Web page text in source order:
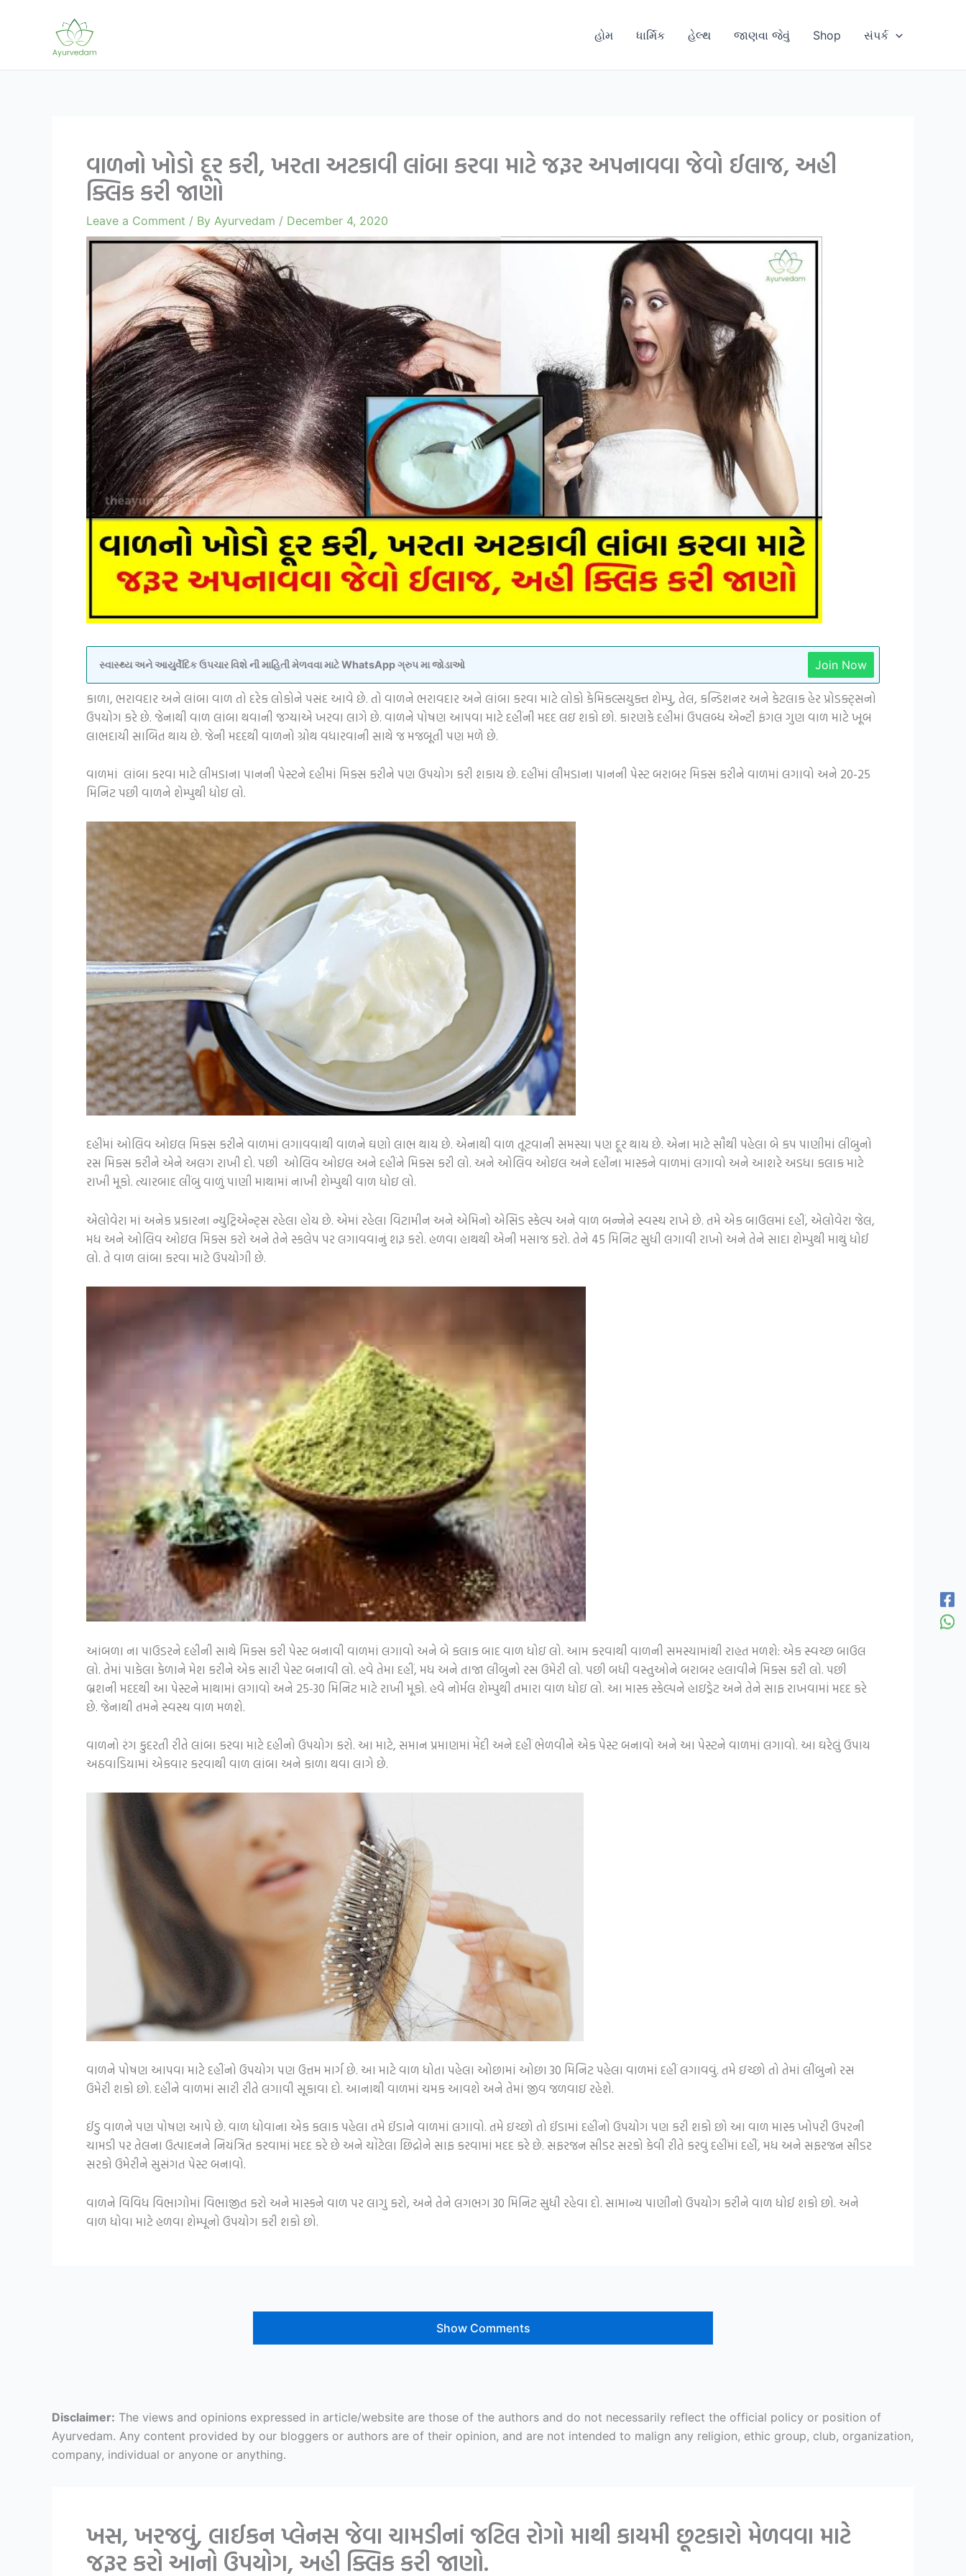
હોમ ધાર્મિક હેલ્થ જાણવા જેવું Shop સંપર્ક
વાળનો ખોડો દૂર કરી, ખરતા અટકાવી લાંબા કરવા માટે જરૂર અપનાવવા જેવો ઈલાજ, અહી
ક્લિક કરી જાણો
Leave a Comment / By Ayurvedam / December 4, 2020
સ્વાસ્થ્ય અને આયુર્વેદિક ઉપચાર વિશે ની માહિતી મેળવવા માટે WhatsApp ગ્રુપ મા જોડાઓ Join Now
કાળા, ભરાવદાર અને લાંબા વાળ તો દરેક લોકોને પસંદ આવે છે. તો વાળને ભરાવદાર અને લાંબા કરવા માટે લોકો કેમિકલ્સયુક્ત શેમ્પુ, તેલ, કન્ડિશનર અને કેટલાક હેર પ્રોડક્ટ્સનો
ઉપયોગ કરે છે. જેનાથી વાળ લાંબા થવાની જગ્યાએ ખરવા લાગે છે. વાળને પોષણ આપવા માટે દહીંની મદદ લઇ શકો છો. કારણકે દહીમાં ઉપલબ્ધ એન્ટી ફંગલ ગુણ વાળ માટે ખૂબ
લાભદાયી સાબિત થાય છે. જેની મદદથી વાળનો ગ્રોથ વધારવાની સાથે જ મજબૂતી પણ મળે છે.
વાળમાં લાંબા કરવા માટે લીમડાના પાનની પેસ્ટને દહીમાં મિક્સ કરીને પણ ઉપયોગ કરી શકાય છે. દહીંમાં લીમડાના પાનની પેસ્ટ બરાબર મિક્સ કરીને વાળમાં લગાવો અને 20-25
મિનિટ પછી વાળને શેમ્પુથી ધોઇ લો.
દહીંમાં ઓલિવ ઓઇલ મિક્સ કરીને વાળમાં લગાવવાથી વાળને ઘણો લાભ થાય છે. એનાથી વાળ તૂટવાની સમસ્યા પણ દૂર થાય છે. એના માટે સૌથી પહેલા બે કપ પાણીમાં લીંબુનો
રસ મિક્સ કરીને એને અલગ રાખી દો. પછી ઓલિવ ઓઇલ અને દહીંને મિક્સ કરી લો. અને ઓલિવ ઓઇલ અને દહીંના માસ્કને વાળમાં લગાવો અને આશરે અડધા કલાક માટે
રાખી મૂકો. ત્યારબાદ લીંબુ વાળું પાણી માથામાં નાખી શેમ્પુથી વાળ ધોઇ લો.
એલોવેરા માં અનેક પ્રકારના ન્યુટ્રિએન્ટ્સ રહેલા હોય છે. એમાં રહેલા વિટામીન અને એમિનો એસિડ સ્કેલ્પ અને વાળ બન્નેને સ્વસ્થ રાખે છે. તમે એક બાઉલમાં દહીં, એલોવેરા જેલ,
મધ અને ઓલિવ ઓઇલ મિક્સ કરો અને તેને સ્કલેપ પર લગાવવાનું શરૂ કરો. હળવા હાથથી એની મસાજ કરો. તેને 45 મિનિટ સુધી લગાવી રાખો અને તેને સાદા શેમ્પુથી માથું ધોઈ
લો. તે વાળ લાંબા કરવા માટે ઉપયોગી છે.
આંબળા ના પાઉડરને દહીની સાથે મિક્સ કરી પેસ્ટ બનાવી વાળમાં લગાવો અને બે કલાક બાદ વાળ ધોઇ લો. આમ કરવાથી વાળની સમસ્યામાંથી રાહત મળશે: એક સ્વચ્છ બાઉલ
લો. તેમાં પાકેલા કેળાને મેશ કરીને એક સારી પેસ્ટ બનાવી લો. હવે તેમા દહીં, મધ અને તાજા લીંબુનો રસ ઉમેરી લો. પછી બધી વસ્તુઓને બરાબર હલાવીને મિક્સ કરી લો. પછી
બ્રશની મદદથી આ પેસ્ટને માથામાં લગાવો અને 25-30 મિનિટ માટે રાખી મૂકો. હવે નોર્મલ શેમ્પુથી તમારા વાળ ધોઇ લો. આ માસ્ક સ્કેલ્પને હાઇડ્રેટ અને તેને સાફ રાખવામાં મદદ કરે
છે. જેનાથી તમને સ્વસ્થ વાળ મળશે.
વાળનો રંગ કુદરતી રીતે લાંબા કરવા માટે દહીનો ઉપયોગ કરો. આ માટે, સમાન પ્રમાણમાં મેંદી અને દહીં ભેળવીને એક પેસ્ટ બનાવો અને આ પેસ્ટને વાળમાં લગાવો. આ ઘરેલું ઉપાય
અઠવાડિયામાં એકવાર કરવાથી વાળ લાંબા અને કાળા થવા લાગે છે.
વાળને પોષણ આપવા માટે દહીંનો ઉપયોગ પણ ઉત્તમ માર્ગ છે. આ માટે વાળ ધોતા પહેલા ઓછામાં ઓછા 30 મિનિટ પહેલા વાળમાં દહીં લગાવવું. તમે ઇચ્છો તો તેમાં લીંબુનો રસ
ઉમેરી શકો છો. દહીંને વાળમાં સારી રીતે લગાવી સૂકાવા દો. આનાથી વાળમાં ચમક આવશે અને તેમાં જીવ જળવાઇ રહેશે.
ઈંડુ વાળને પણ પોષણ આપે છે. વાળ ધોવાના એક કલાક પહેલા તમે ઈંડાને વાળમાં લગાવો. તમે ઇચ્છો તો ઈંડામાં દહીંનો ઉપયોગ પણ કરી શકો છો આ વાળ માસ્ક ખોપરી ઉપરની
ચામડી પર તેલના ઉત્પાદનને નિયંત્રિત કરવામાં મદદ કરે છે અને ચોંટેલા છિદ્રોને સાફ કરવામાં મદદ કરે છે. સફરજન સીડર સરકો કેવી રીતે કરવું દહીંમાં દહીં, મધ અને સફરજન સીડર
સરકો ઉમેરીને સુસંગત પેસ્ટ બનાવો.
વાળને વિવિધ વિભાગોમાં વિભાજીત કરો અને માસ્કને વાળ પર લાગુ કરો, અને તેને લગભગ 30 મિનિટ સુધી રહેવા દો. સામાન્ય પાણીનો ઉપયોગ કરીને વાળ ધોઈ શકો છો. અને
વાળ ધોવા માટે હળવા શેમ્પૂનો ઉપયોગ કરી શકો છો.
Show Comments
Disclaimer: The views and opinions expressed in article/website are those of the authors and do not necessarily reflect the official policy or position of
Ayurvedam. Any content provided by our bloggers or authors are of their opinion, and are not intended to malign any religion, ethic group, club, organization,
company, individual or anyone or anything.
ખસ, ખરજવું, લાઈકન પ્લેનસ જેવા ચામડીનાં જટિલ રોગો માથી કાયમી છૂટકારો મેળવવા માટે
જરૂર કરો આનો ઉપયોગ, અહી ક્લિક કરી જાણો.